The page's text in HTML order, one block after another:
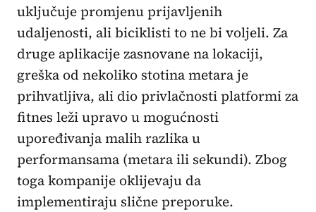
uključuje promjenu prijavljenih
udaljenosti, ali biciklisti to ne bi voljeli. Za
druge aplikacije zasnovane na lokaciji,
greška od nekoliko stotina metara je
prihvatljiva, ali dio privlačnosti platformi za
fitnes leži upravo u mogućnosti
upoređivanja malih razlika u
performansama (metara ili sekundi). Zbog
toga kompanije oklijevaju da
implementiraju slične preporuke.